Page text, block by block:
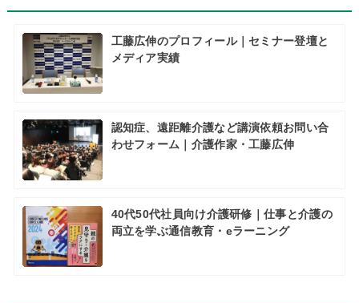
工藤広伸のプロフィール｜セミナー登壇と
メディア実績
認知症、遠距離介護など講演依頼お問い合
わせフォーム｜介護作家・工藤広伸
40代50代社員向け介護研修｜仕事と介護の
両立を学ぶ通信教育・eラーニング